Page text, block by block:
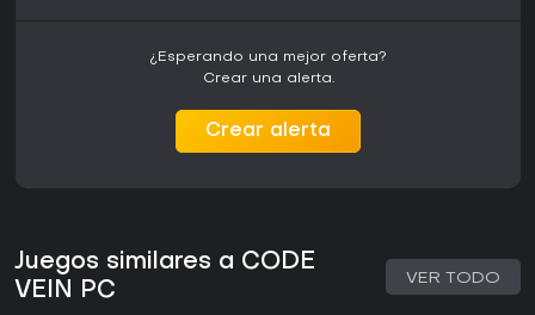
¿Esperando una mejor oferta?
Crear una alerta.
Crear alerta
Juegos similares a CODE
VEIN PC
VER TODO